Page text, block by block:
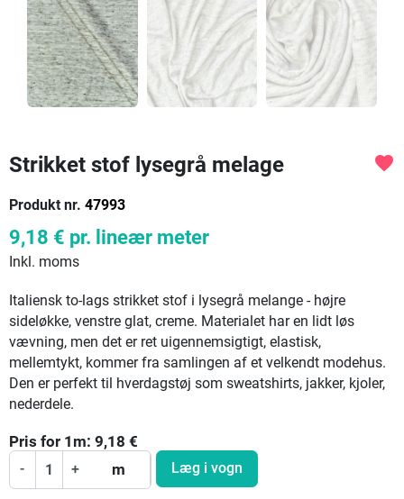
Strikket stof lysegrå melage
Produkt nr. 47993
favorite
9,18 € pr. lineær meter
Inkl. moms
Italiensk to-lags strikket stof i lysegrå melange - højre
sideløkke, venstre glat, creme. Materialet har en lidt løs
vævning, men det er ret uigennemsigtigt, elastisk,
mellemtykt, kommer fra samlingen af et velkendt modehus.
Den er perfekt til hverdagstøj som sweatshirts, jakker, kjoler,
nederdele.
Pris for 1 m: 9,18 €
- + m Læg i vogn